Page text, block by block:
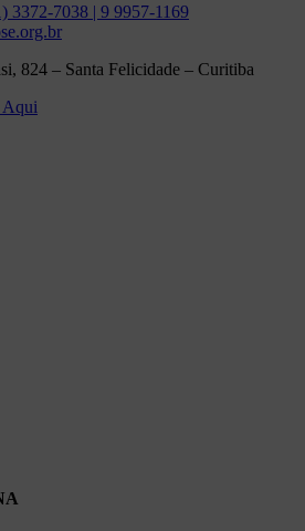
3372-7038 | 9 9957-1169
824 – Santa Felicidade – Curitiba
Aqui